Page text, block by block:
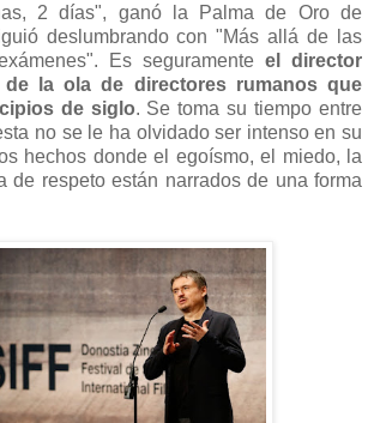
2 días", ganó la Palma de Oro de
deslumbrando con "Más allá de las
Es seguramente el director
de la ola de directores rumanos que
de siglo. Se toma su tiempo entre
no se le ha olvidado ser intenso en su
hechos donde el egoísmo, el miedo, la
de respeto están narrados de una forma